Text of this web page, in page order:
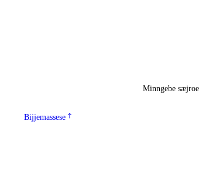
Minngebe sæjroe
Bijjemassese